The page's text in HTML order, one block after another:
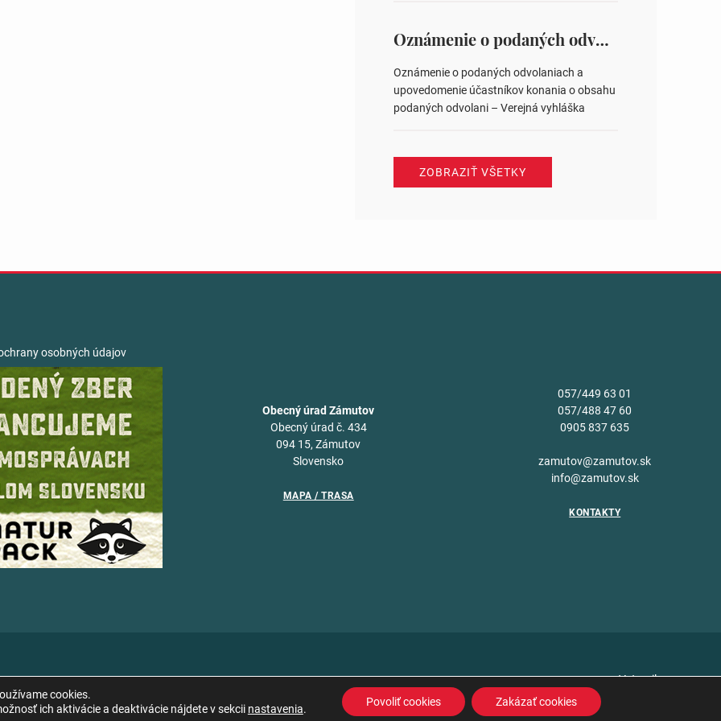
ysledky.html
Oznámenie o podaných odvolaniach a upovedomenie účastníkov konania o obsahu podaných odvolani – Verejná vyhláška
Oznámenie o podaných odvolaniach a
upovedomenie účastníkov konania o obsahu
podaných odvolani – Verejná vyhláška
ZOBRAZIŤ VŠETKY
osobných údajov
Obecný úrad Zámutov
Obecný úrad č. 434
094 15, Zámutov
Slovensko
MAPA / TRASA
057/449 63 01
057/488 47 60
0905 837 635
zamutov@zamutov.sk
info@zamutov.sk
KONTAKTY
Vytvoril
cookies.
ich aktivácie a deaktivácie nájdete v sekcii nastavenia.
Povoliť cookies Zakázať cookies